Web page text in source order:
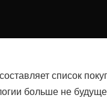
список
больше не